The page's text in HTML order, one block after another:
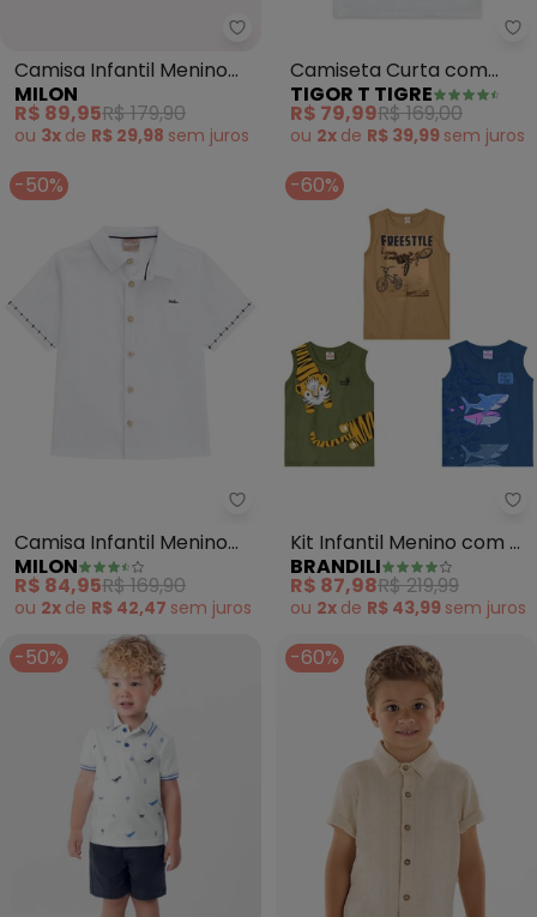
Milon - Camisa Infantil Menino
Camisa Infantil Menino
Folhagem Milon (Off
White)
MILON
R$ 89,95R$ 179,90
ou 3x de R$ 29,98 sem juros
Camiseta Curta com
Capuz Infantil (Branco)
TIGOR T TIGRE
R$ 79,99R$ 169,00
ou 2x de R$ 39,99 sem juros
-50%
Milon - Camisa Infantil Menino
Camisa Infantil Menino
em Algodão (Branco)
MILON
R$ 84,95R$ 169,90
ou 2x de R$ 42,47 sem juros
-60%
Kit Infantil Menino com 4
Regatas Sortidas
BRANDILI
R$ 87,98R$ 219,99
ou 2x de R$ 43,99 sem juros
-50% -60%